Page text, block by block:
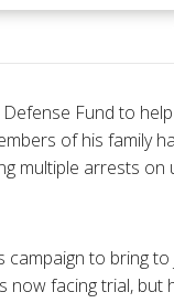
Fund to
of his family
multiple arrests
to bring
now facing trial,